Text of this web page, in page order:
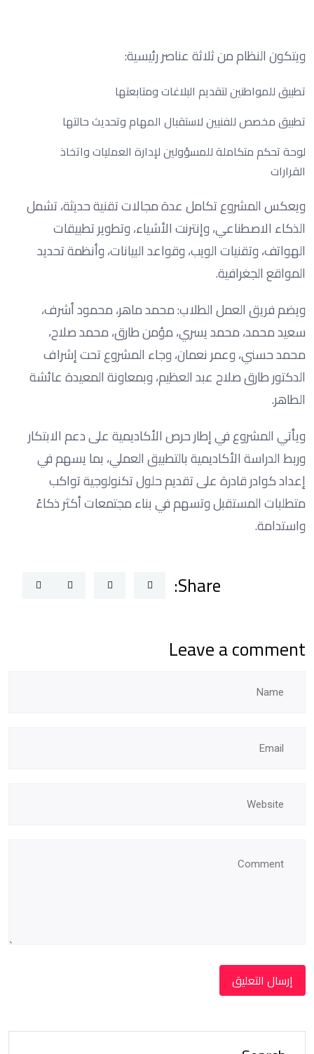
ويتكون النظام من ثلاثة عناصر رئيسية:
تطبيق للمواطنين لتقديم البلاغات ومتابعتها
تطبيق مخصص للفنيين لاستقبال المهام وتحديث حالتها
لوحة تحكم متكاملة للمسؤولين لإدارة العمليات واتخاذ
القرارات
ويعكس المشروع تكامل عدة مجالات تقنية حديثة، تشمل
الذكاء الاصطناعي، وإنترنت الأشياء، وتطوير تطبيقات
الهواتف، وتقنيات الويب، وقواعد البيانات، وأنظمة تحديد
المواقع الجغرافية.
ويضم فريق العمل الطلاب: محمد ماهر، محمود أشرف،
سعيد محمد، محمد يسري، مؤمن طارق، محمد صلاح،
محمد حسني، وعمر نعمان، وجاء المشروع تحت إشراف
الدكتور طارق صلاح عبد العظيم، وبمعاونة المعيدة عائشة
الطاهر.
ويأتي المشروع في إطار حرص الأكاديمية على دعم الابتكار
وربط الدراسة الأكاديمية بالتطبيق العملي، بما يسهم في
إعداد كوادر قادرة على تقديم حلول تكنولوجية تواكب
متطلبات المستقبل وتسهم في بناء مجتمعات أكثر ذكاءً
واستدامة.
Share:
Leave a comment